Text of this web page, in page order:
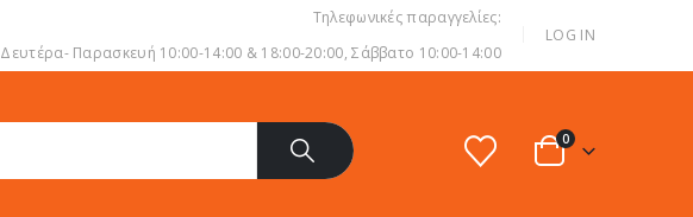
Τηλεφωνικές παραγγελίες:
Δευτέρα- Παρασκευή 10:00-14:00 & 18:00-20:00, Σάββατο 10:00-14:00
LOG IN
0